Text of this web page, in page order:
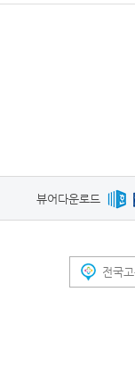
뷰어다운로드
전국